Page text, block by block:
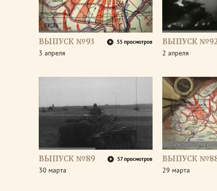
ВЫПУСК №93 55 просмотров
3 апреля
ВЫПУСК
2 апреля
ВЫПУСК №89 57 просмотров
30 марта
ВЫПУСК
29 марта